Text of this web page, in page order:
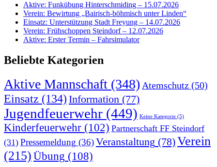
Aktive: Funkübung Hinterschmiding – 15.07.2026
Verein: Bewirtung „Bairisch-böhmisch unter Linden“
Einsatz: Unterstützung Stadt Freyung – 14.07.2026
Verein: Frühschoppen Steindorf – 12.07.2026
Aktive: Erster Termin – Fahrsimulator
Beliebte Kategorien
Aktive Mannschaft (348) Atemschutz (50)
Einsatz (134) Information (77)
Jugendfeuerwehr (449) Keine Kategorie (5)
Kinderfeuerwehr (102) Partnerschaft FF Steindorf
(31) Pressemeldung (36)Veranstaltung (78)Verein
(215)Übung (108)